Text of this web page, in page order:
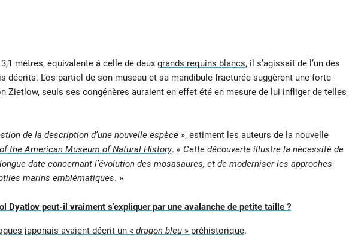
mètres, équivalente à celle de deux grands requins blancs, il s’agissait de l’un des
décrits. L’os partiel de son museau et sa mandibule fracturée suggèrent une forte
Zietlow, seuls ses congénères auraient en effet été en mesure de lui infliger de telles
de la description d’une nouvelle espèce», estiment les auteurs de la nouvelle
the American Museum of Natural History. « Cette découverte illustre la nécessité de
date concernant l’évolution des mosasaures, et de moderniser les approches
marins emblématiques. »
Dyatlov peut-il vraiment s’expliquer par une avalanche de petite taille ?
japonais avaient décrit un « dragon bleu» préhistorique.